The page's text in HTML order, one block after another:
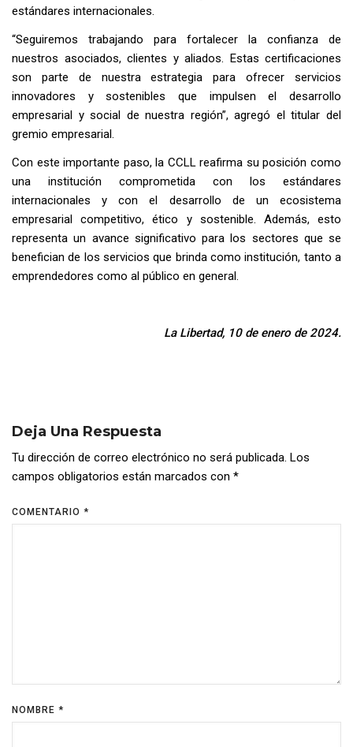
estándares internacionales.
“Seguiremos trabajando para fortalecer la confianza de
nuestros asociados, clientes y aliados. Estas certificaciones
son parte de nuestra estrategia para ofrecer servicios
innovadores y sostenibles que impulsen el desarrollo
empresarial y social de nuestra región”, agregó el titular del
gremio empresarial.
Con este importante paso, la CCLL reafirma su posición como
una institución comprometida con los estándares
internacionales y con el desarrollo de un ecosistema
empresarial competitivo, ético y sostenible. Además, esto
representa un avance significativo para los sectores que se
benefician de los servicios que brinda como institución, tanto a
emprendedores como al público en general.
La Libertad, 10 de enero de 2024.
Deja Una Respuesta
Tu dirección de correo electrónico no será publicada. Los
campos obligatorios están marcados con *
COMENTARIO *
NOMBRE *